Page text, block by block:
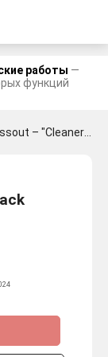
работы —
функций
– "Cleaner" Starter pack